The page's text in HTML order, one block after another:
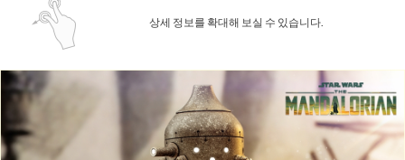
상세 정보를 확대해 보실 수 있습니다.